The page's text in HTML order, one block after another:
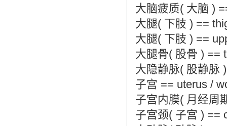
大脑疲质( 大脑 )
大腿( 下肢 ) ==
大腿( 下肢 ) ==
大腿骨( 股骨 ) ==
大隐静脉( 股静脉
子宫 == uterus /
子宫内膜( 月经周
子宫颈( 子宫 ) ==